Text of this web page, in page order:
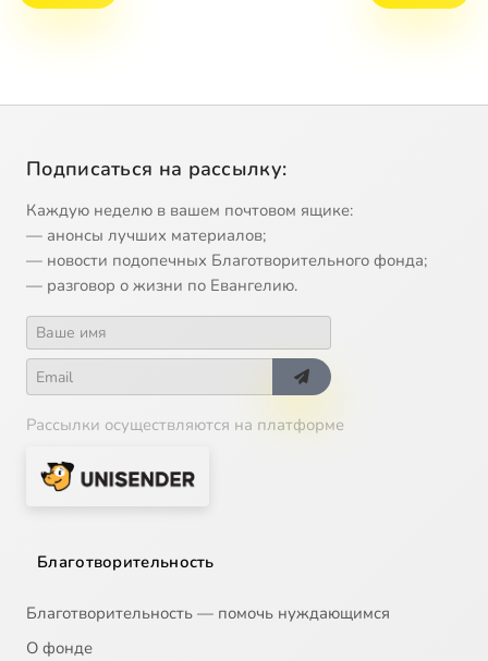
Подписаться на рассылку:
Каждую неделю в вашем почтовом ящике:
— анонсы лучших материалов;
— новости подопечных Благотворительного фонда;
— разговор о жизни по Евангелию.
Рассылки осуществляются на платформе
Благотворительность
Благотворительность — помочь нуждающимся
О фонде